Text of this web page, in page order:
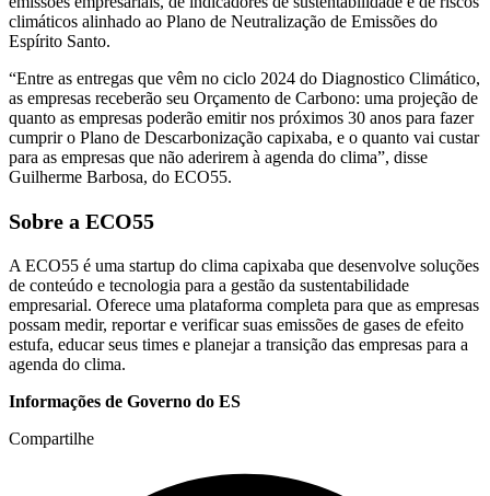
climáticos alinhado ao Plano de Neutralização de Emissões do
Espírito Santo.
“Entre as entregas que vêm no ciclo 2024 do Diagnostico Climático,
as empresas receberão seu Orçamento de Carbono: uma projeção de
quanto as empresas poderão emitir nos próximos 30 anos para fazer
cumprir o Plano de Descarbonização capixaba, e o quanto vai custar
para as empresas que não aderirem à agenda do clima”, disse
Guilherme Barbosa, do ECO55.
Sobre a ECO55
A ECO55 é uma startup do clima capixaba que desenvolve soluções
de conteúdo e tecnologia para a gestão da sustentabilidade
empresarial. Oferece uma plataforma completa para que as empresas
possam medir, reportar e verificar suas emissões de gases de efeito
estufa, educar seus times e planejar a transição das empresas para a
agenda do clima.
Informações de Governo do ES
Compartilhe